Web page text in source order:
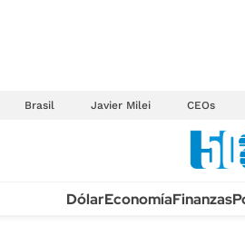
Brasil Javier Milei CEOs
TECNOLOGÍA
DólarEconomíaFinanzas